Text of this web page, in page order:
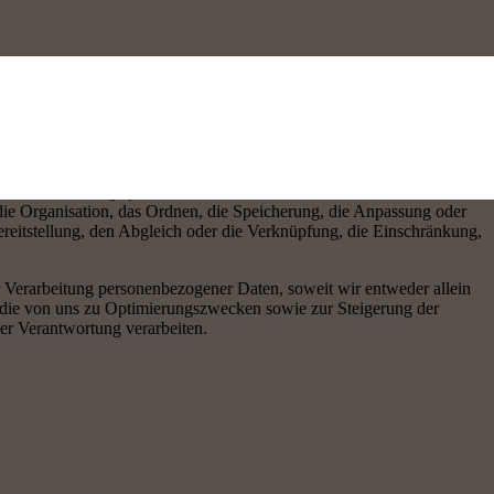
der Bereitstellung eines funktionsfähigen und nutzerfreundlichen
Organisation, das Ordnen, die Speicherung, die Anpassung oder
den Abgleich oder die Verknüpfung, die Einschränkung,
personenbezogener Daten, soweit wir entweder allein
von uns zu Optimierungszwecken sowie zur Steigerung der
Verantwortung verarbeiten.